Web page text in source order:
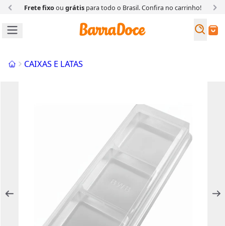
Frete fixoou grátispara todo o Brasil. Confira no carrinho!
Buscar
InícioCAIXAS E LATAS